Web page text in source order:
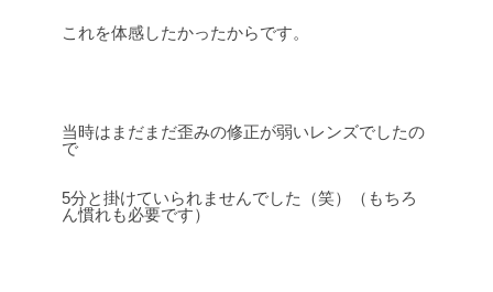
これを体感したかったからです。
当時はまだまだ歪みの修正が弱いレンズでしたの
で
5分と掛けていられませんでした（笑）（もちろ
ん慣れも必要です）